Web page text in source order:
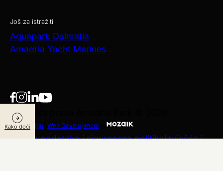
Kako doći
Još za istražiti
Aquapark Dalmatia
Amadria Yacht Marines
Autorska prava Amadria Park © 2026
Web Design Web Development
Zaštita podataka i sigurnosna politikaIzvješća i